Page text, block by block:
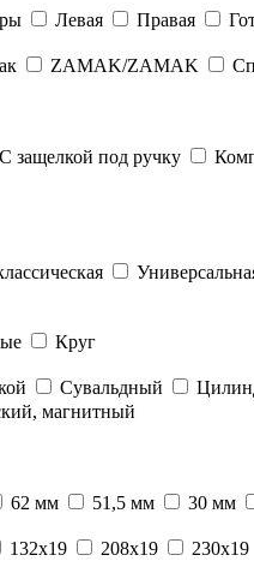
Левая Правая
ZAMAK/ZAMAK
С защелкой под ручку
Круг
Сувальдный
магнитный
62 мм 51,5 мм 30 мм
132x19 208x19 230x19